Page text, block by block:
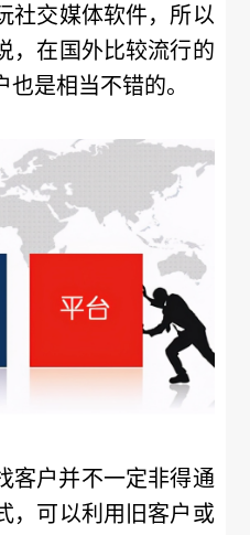
社交媒体软件，所以
，在国外比较流行的
是相当不错的。
客户并不一定非得通
，可以利用旧客户或